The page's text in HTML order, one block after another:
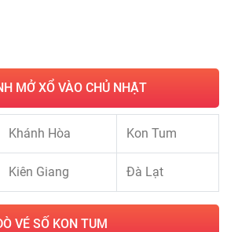
MỞ XỔ VÀO CHỦ NHẬT
Khánh Hòa Kon Tum
Kiên Giang Đà Lạt
VÉ SỐ KON TUM